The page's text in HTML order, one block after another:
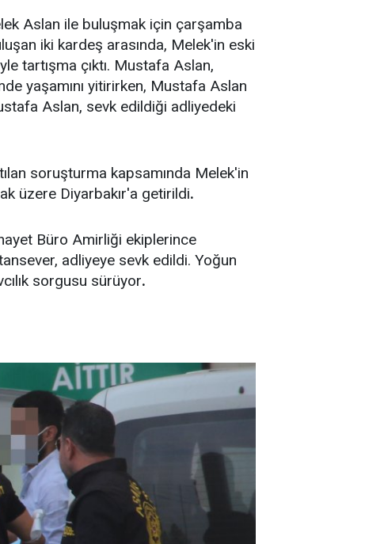
Aslan ile buluşmak için çarşamba
iki kardeş arasında, Melek'in eski
tartışma çıktı. Mustafa Aslan,
yaşamını yitirirken, Mustafa Aslan
Aslan, sevk edildiği adliyedeki
soruşturma kapsamında Melek'in
üzere Diyarbakır'a getirildi.
Büro Amirliği ekiplerince
adliyeye sevk edildi. Yoğun
sorgusu sürüyor.